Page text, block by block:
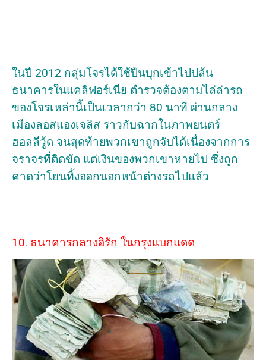
ในปี 2012 กลุ่มโจรได้ใช้ปืนบุกเข้าไปปล้น
ธนาคารในแคลิฟอร์เนีย ตำรวจต้องตามไล่ล่ารถ
ของโจรเหล่านี้เป็นเวลากว่า 80 นาที ผ่านกลาง
เมืองลอสแองเจลิส ราวกับฉากในภาพยนตร์
ฮอลลีวู้ด จนสุดท้ายพวกเขาถูกจับได้เนื่องจากการ
จราจรที่ติดขัด แต่เงินของพวกเขาหายไป ซึ่งถูก
คาดว่าโยนทิ้งออกนอกหน้าต่างรถไปแล้ว
10. ธนาคารกลางอิรัก ในกรุงแบกแดด